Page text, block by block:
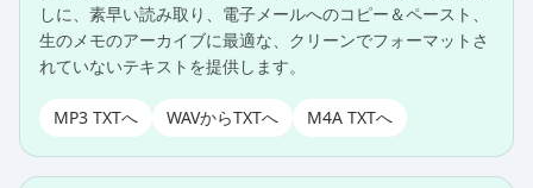
しに、素早い読み取り、電子メールへのコピー＆ペースト、
生のメモのアーカイブに最適な、クリーンでフォーマットさ
れていないテキストを提供します。
MP3 TXTへ WAVからTXTへ M4A TXTへ